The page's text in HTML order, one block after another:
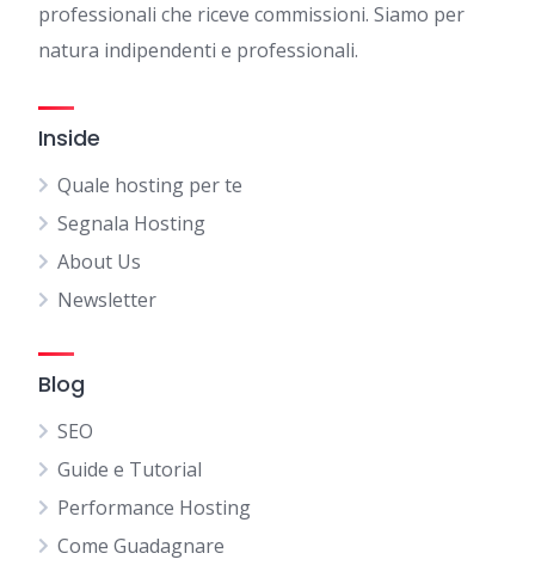
professionali che riceve commissioni. Siamo per
natura indipendenti e professionali.
Inside
Quale hosting per te
Segnala Hosting
About Us
Newsletter
Blog
SEO
Guide e Tutorial
Performance Hosting
Come Guadagnare